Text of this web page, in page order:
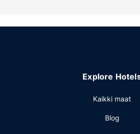
Featured amenities include a 24-hour
Explore
Kaikki maat
Blog